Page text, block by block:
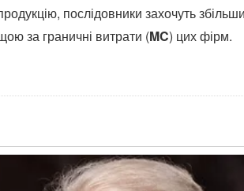
послідовники захочуть
за граничні витрати (MC) цих фірм.